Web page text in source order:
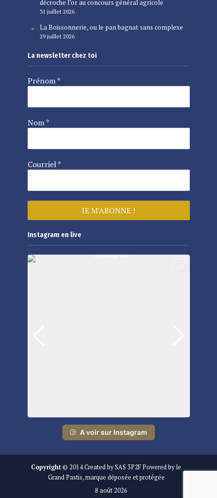
décroche l’or au concours général agricole
31 juillet 2026
La Boissonnerie, ou le pan bagnat sans complexe
29 juillet 2026
La newsletter chez toi
Prénom*
Nom*
Courriel*
Instagram en live
A voir sur Instagram
Copyright© 2014 Created by SAS 3P2F Powered by le
Grand Pastis, marque déposée et protégée
8 août 2026